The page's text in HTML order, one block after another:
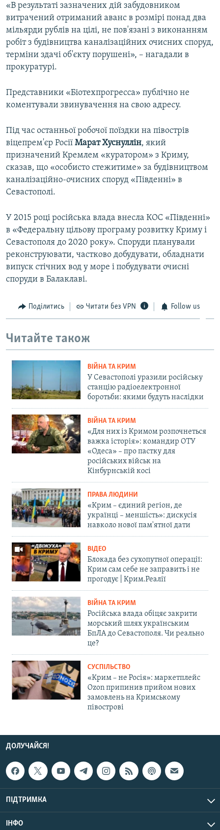
«В результаті зазначених дій забудовником
витрачений отриманий аванс в розмірі понад два
мільярди рублів на цілі, не пов'язані з виконанням
робіт з будівництва каналізаційних очисних споруд,
терміни здачі об'єкту порушені», – нагадали в
прокуратурі.
Представники «Біотехпрогресса» публічно не
коментували звинувачення на свою адресу.
Під час останньої робочої поїздки на півострів
віцепрем'єр Росії Марат Хуснуллін, який
призначений Кремлем «куратором» з Криму,
сказав, що «особисто стежитиме» за будівництвом
каналізаційно-очисних споруд «Південні» в
Севастополі.
У 2015 році російська влада внесла КОС «Південні»
в «Федеральну цільову програму розвитку Криму і
Севастополя до 2020 року». Споруди планували
реконструювати, частково добудувати, обладнати
випуск стічних вод у море і побудувати очисні
споруди в Балаклаві.
Поділитись Читати без VPN Follow us
Читайте також
ВІЙНА ТА КРИМ
У Севастополі уразили російську
станцію радіоелектронної
боротьби: якими будуть наслідки
ВІЙНА ТА КРИМ
«Для них із Кримом розпочнеться
важка історія»: командир ОТУ
«Одеса» – про пастку для
російських військ на
Кінбурнській косі
ПРАВА ЛЮДИНИ
«Крим – єдиний регіон, де
українці – меншість»: дискусія
навколо нової пам'ятної дати
ВІДЕО
Блокада без сухопутної операції:
Крим сам себе не заправить і не
прогодує | Крим.Реалії
ВІЙНА ТА КРИМ
Російська влада обіцяє закрити
морський шлях українським
БпЛА до Севастополя. Чи реально
це?
СУСПІЛЬСТВО
«Крим – не Росія»: маркетплейс
Ozon припинив прийом нових
замовлень на Кримському
півострові
ДОЛУЧАЙСЯ!
ПІДТРИМКА
ІНФО